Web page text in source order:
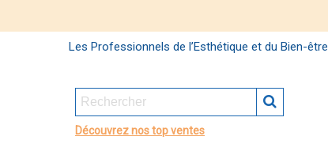
Les Professionnels de l’Esthétique et du Bien-être
Découvrez nos top ventes